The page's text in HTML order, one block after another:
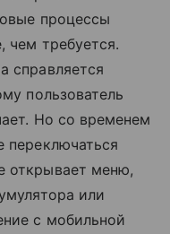
процессы
чем требуется.
справляется
пользователь
Но со временем
переключаться
открывает меню,
или
с мобильной